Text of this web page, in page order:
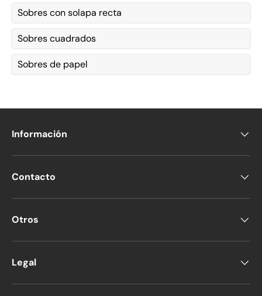
Sobres con solapa recta
Sobres cuadrados
Sobres de papel
Información
Contacto
Otros
Legal